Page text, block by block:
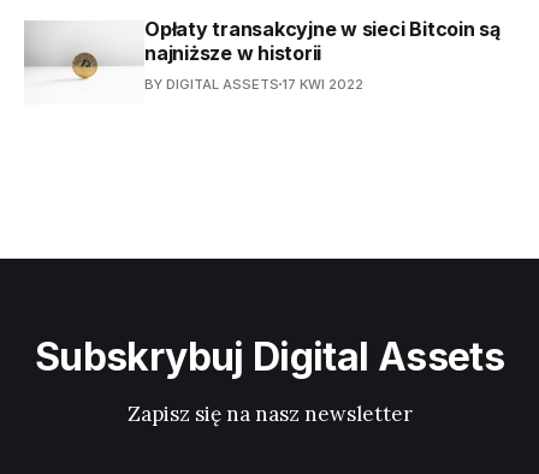
Opłaty transakcyjne w sieci Bitcoin są
najniższe w historii
BY DIGITAL ASSETS 17 KWI 2022
Subskrybuj Digital Assets
Zapisz się na nasz newsletter